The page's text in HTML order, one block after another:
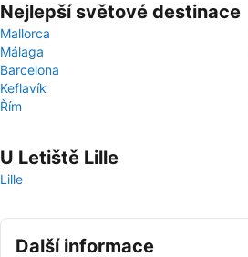
Nejlepší světové destinace
Mallorca
Málaga
Barcelona
Keflavík
Řím
U Letiště Lille
Lille
Další informace